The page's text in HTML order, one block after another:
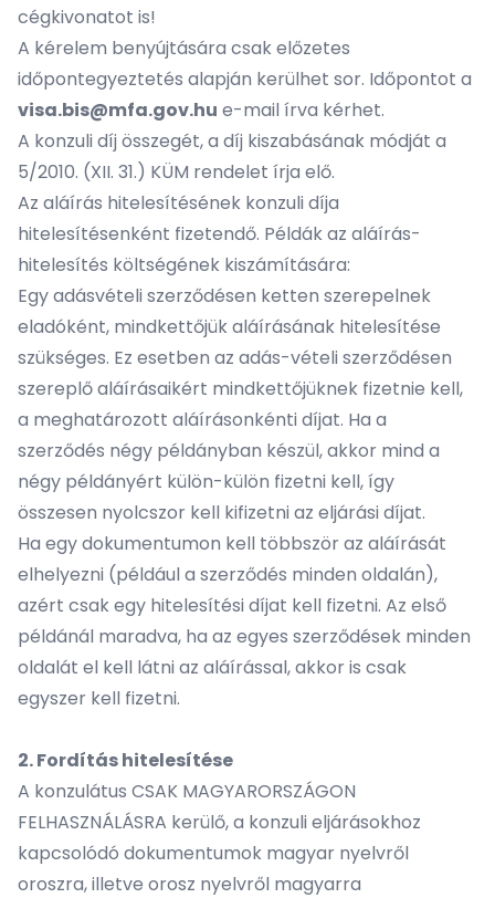
cégkivonatot is!
A kérelem benyújtására csak előzetes
időpontegyeztetés alapján kerülhet sor. Időpontot a
visa.bis@mfa.gov.hu e-mail írva kérhet.
A konzuli díj összegét, a díj kiszabásának módját a
5/2010. (XII. 31.) KÜM rendelet írja elő.
Az aláírás hitelesítésének konzuli díja
hitelesítésenként fizetendő. Példák az aláírás-
hitelesítés költségének kiszámítására:
Egy adásvételi szerződésen ketten szerepelnek
eladóként, mindkettőjük aláírásának hitelesítése
szükséges. Ez esetben az adás-vételi szerződésen
szereplő aláírásaikért mindkettőjüknek fizetnie kell,
a meghatározott aláírásonkénti díjat. Ha a
szerződés négy példányban készül, akkor mind a
négy példányért külön-külön fizetni kell, így
összesen nyolcszor kell kifizetni az eljárási díjat.
Ha egy dokumentumon kell többször az aláírását
elhelyezni (például a szerződés minden oldalán),
azért csak egy hitelesítési díjat kell fizetni. Az első
példánál maradva, ha az egyes szerződések minden
oldalát el kell látni az aláírással, akkor is csak
egyszer kell fizetni.
2. Fordítás hitelesítése
A konzulátus CSAK MAGYARORSZÁGON
FELHASZNÁLÁSRA kerülő, a konzuli eljárásokhoz
kapcsolódó dokumentumok magyar nyelvről
oroszra, illetve orosz nyelvről magyarra